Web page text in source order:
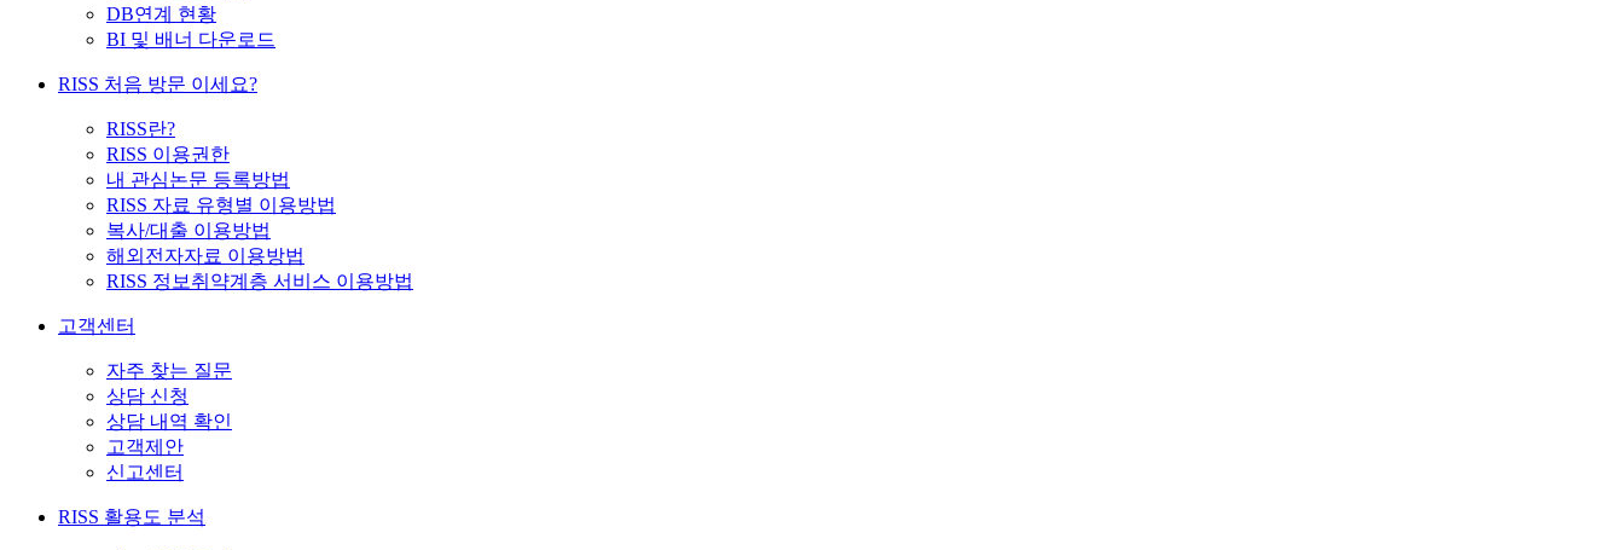
DB연계 현황
BI 및 배너 다운로드
RISS 처음 방문 이세요?
RISS란?
RISS 이용권한
내 관심논문 등록방법
RISS 자료 유형별 이용방법
복사/대출 이용방법
해외전자자료 이용방법
RISS 정보취약계층 서비스 이용방법
고객센터
자주 찾는 질문
상담 신청
상담 내역 확인
고객제안
신고센터
RISS 활용도 분석